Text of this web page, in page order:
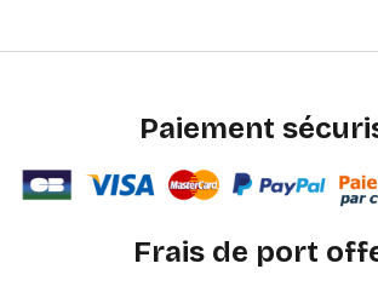
Paiement
Frais de port